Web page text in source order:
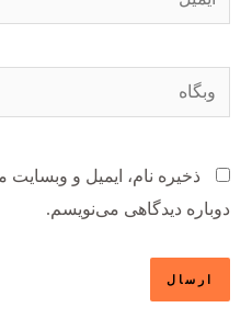
وبگاه
ذخیره نام، ایمیل و
دوباره دیدگاهی می‌نویسم.